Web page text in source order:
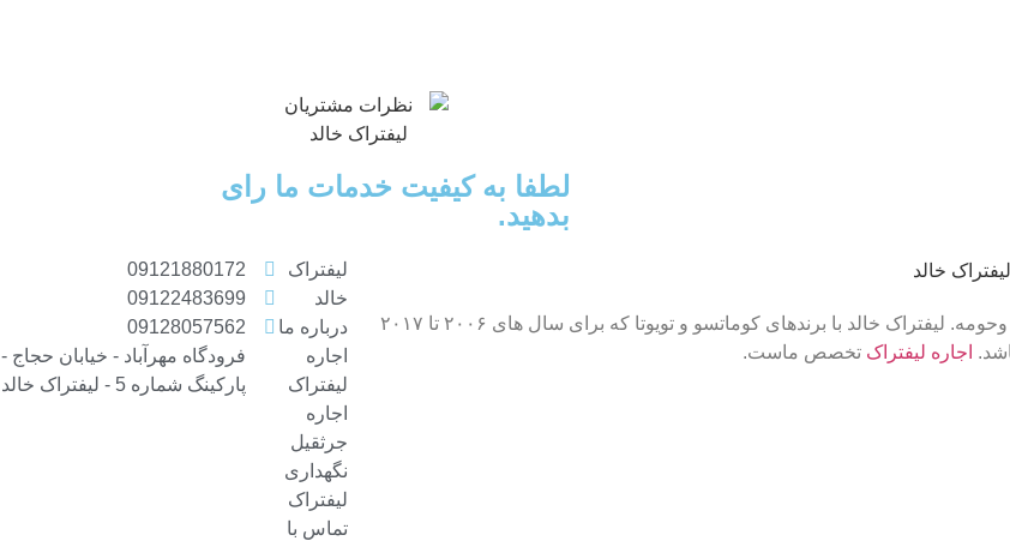
لطفا به کیفیت خدمات ما رای
بدهید.
بیست سال تجربه بابهترین خدمات به صورت24 ساعته و شبانه روزی در تهران وحومه. لیفتراک خالد با برندهای کوماتسو و تویوتا که برای سال های ۲۰۰۶ تا ۲۰۱۷
اجاره لیفتراک تخصص ماست.
لیفتراک
خالد
درباره ما
اجاره
لیفتراک
اجاره
جرثقیل
نگهداری
لیفتراک
تماس با
09121880172
09122483699
09128057562
فرودگاه مهرآباد - خیابان حجاج -
پارکینگ شماره 5 - لیفتراک خالد